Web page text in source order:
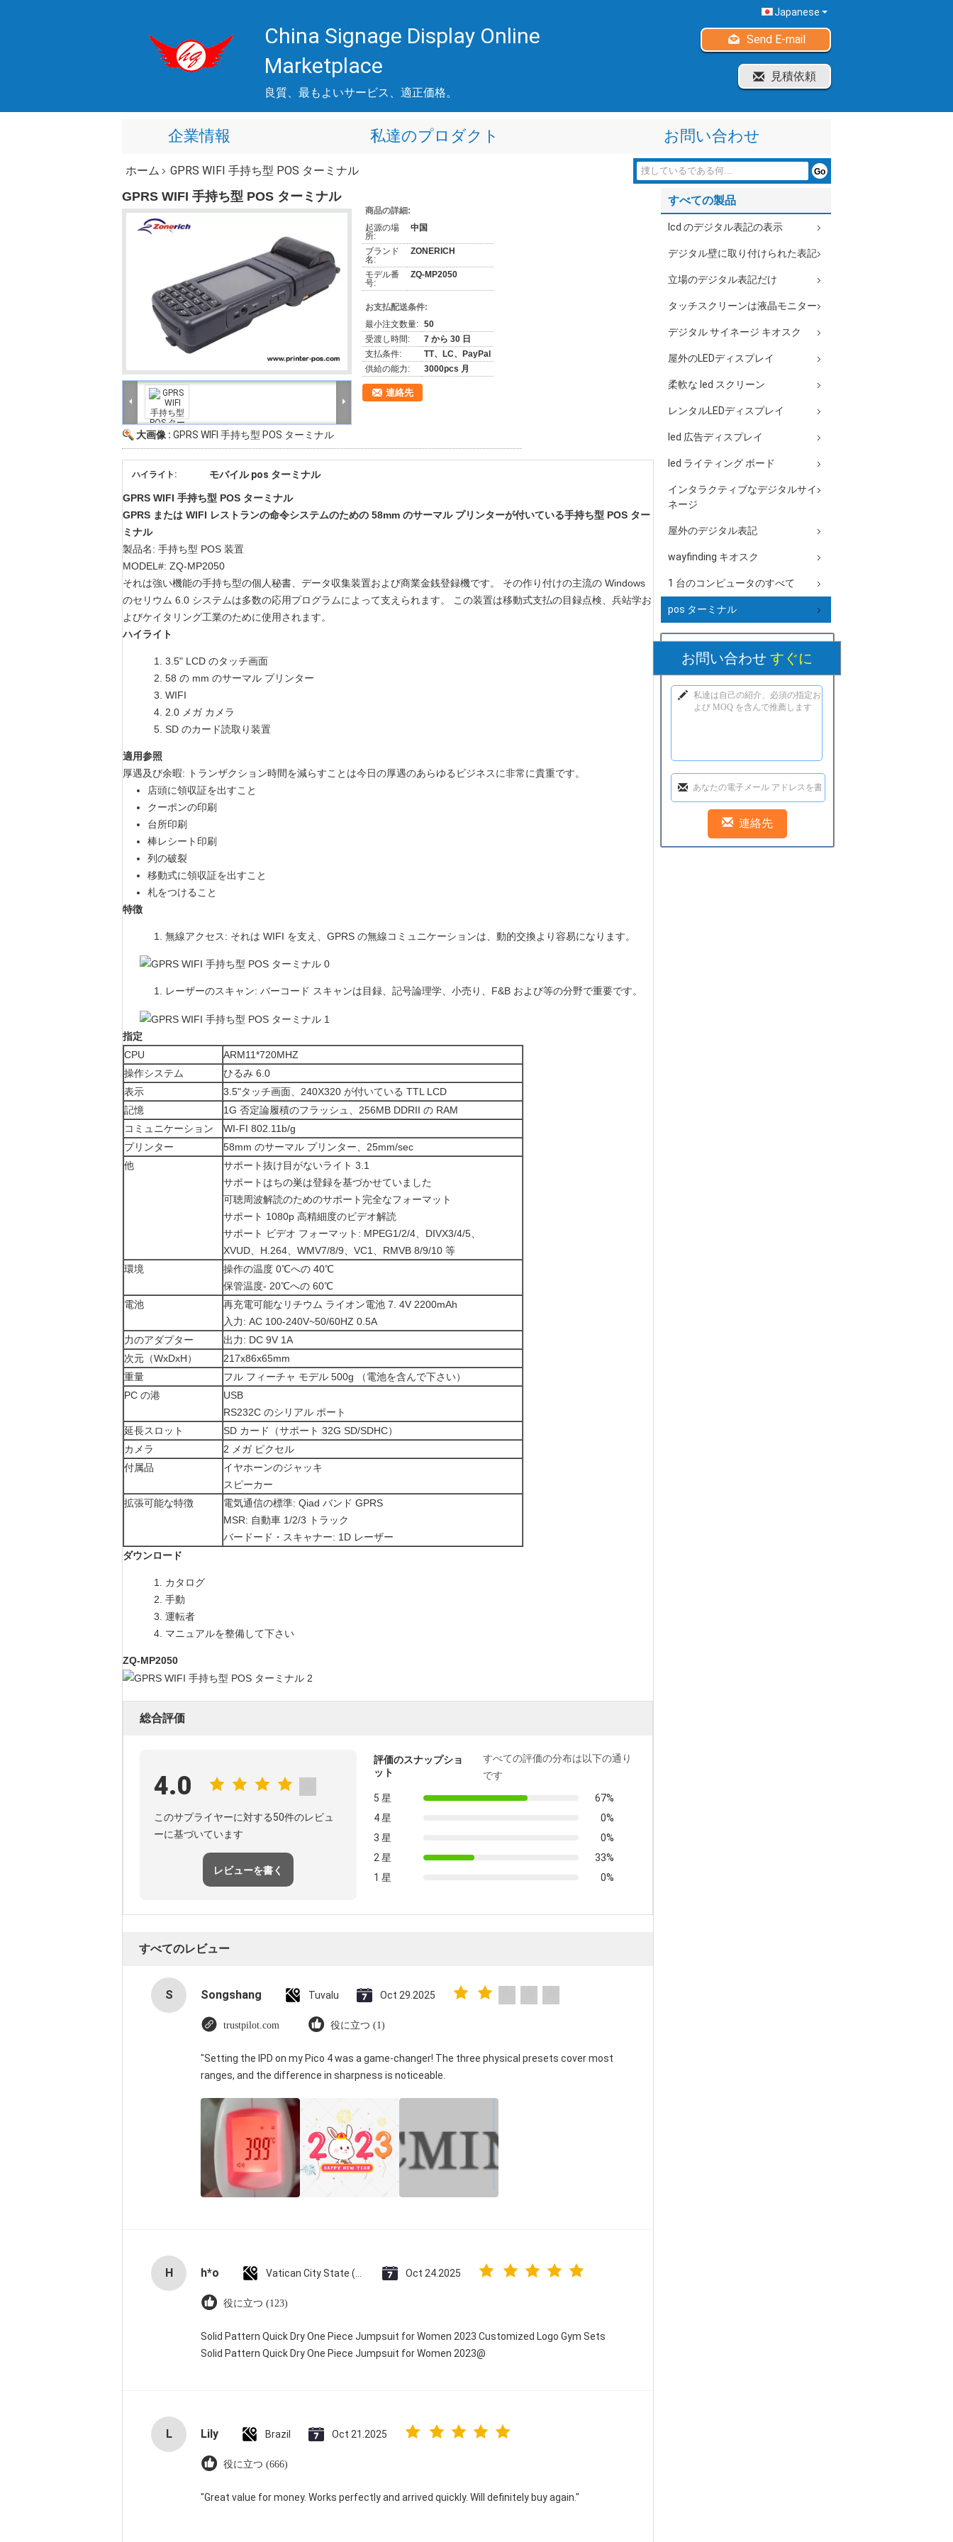
China Signage Display Online
Marketplace
良質、最もよいサービス、適正価格。
Japanese
Send E-mail
見積依頼
企業情報 私達のプロダクト お問い合わせ
ホーム GPRS WIFI 手持ち型 POS ターミナル
GPRS WIFI 手持ち型 POS ターミナル
大画像 : GPRS WIFI 手持ち型 POS ターミナル
商品の詳細:
起源の場
所:
中国
ブランド
名:
ZONERICH
モデル番
号:
ZQ-MP2050
お支払配送条件:
最小注文数量: 50
受渡し時間:
7 から 30 日
支払条件:
TT、LC、PayPal
供給の能力:
3000pcs 月
連絡先
ハイライト: モバイル pos ターミナル
GPRS WIFI 手持ち型 POS ターミナル
GPRS または WIFI レストランの命令システムのための 58mm のサーマル プリンターが付いている手持ち型 POS ター
ミナル
製品名: 手持ち型 POS 装置
MODEL#: ZQ-MP2050
それは強い機能の手持ち型の個人秘書、データ収集装置および商業金銭登録機です。 その作り付けの主流の Windows
のセリウム 6.0 システムは多数の応用プログラムによって支えられます。 この装置は移動式支払の目録点検、兵站学お
よびケイタリング工業のために使用されます。
ハイライト
3.5" LCD のタッチ画面
58 の mm のサーマル プリンター
WIFI
2.0 メガ カメラ
SD のカード読取り装置
適用参照
厚遇及び余暇: トランザクション時間を減らすことは今日の厚遇のあらゆるビジネスに非常に貴重です。
店頭に領収証を出すこと
クーポンの印刷
台所印刷
棒レシート印刷
列の破裂
移動式に領収証を出すこと
札をつけること
特徴
無線アクセス: それは WIFI を支え、GPRS の無線コミュニケーションは、動的交換より容易になります。
レーザーのスキャン: バーコード スキャンは目録、記号論理学、小売り、F&B および等の分野で重要です。
指定
CPU
ARM11*720MHZ
操作システム
ひるみ 6.0
表示
3.5"タッチ画面、240X320 が付いている TTL LCD
記憶
1G 否定論履積のフラッシュ、256MB DDRII の RAM
コミュニケーション
WI-FI 802.11b/g
プリンター
58mm のサーマル プリンター、25mm/sec
他
サポート抜け目がないライト 3.1
サポートはちの巣は登録を基づかせていました
可聴周波解読のためのサポート完全なフォーマット
サポート 1080p 高精細度のビデオ解読
サポート ビデオ フォーマット: MPEG1/2/4、DIVX3/4/5、
XVUD、H.264、WMV7/8/9、VC1、RMVB 8/9/10 等
環境
操作の温度 0℃への 40℃
保管温度- 20℃への 60℃
電池
再充電可能なリチウム ライオン電池 7. 4V 2200mAh
入力: AC 100-240V~50/60HZ 0.5A
力のアダプター
出力: DC 9V 1A
次元（WxDxH）
217x86x65mm
重量
フル フィーチャ モデル 500g （電池を含んで下さい）
PC の港
USB
RS232C のシリアル ポート
延長スロット
SD カード（サポート 32G SD/SDHC）
カメラ
2 メガ ピクセル
付属品
イヤホーンのジャッキ
スピーカー
拡張可能な特徴
電気通信の標準: Qiad バンド GPRS
MSR: 自動車 1/2/3 トラック
バードード・スキャナー: 1D レーザー
ダウンロード
カタログ
手動
運転者
マニュアルを整備して下さい
ZQ-MP2050
総合評価
4.0
このサプライヤーに対する50件のレビュ
ーに基づいています
レビューを書く
評価のスナップショ
ット
すべての評価の分布は以下の通り
です
5 星
67%
4 星
0%
3 星
0%
2 星
33%
1 星
0%
すべてのレビュー
S Songshang Tuvalu Oct 29.2025
trustpilot.com 役に立つ (1)
"Setting the IPD on my Pico 4 was a game-changer! The three physical presets cover most
ranges, and the difference in sharpness is noticeable.
H h*o Oct 24.2025
役に立つ (123)
Solid Pattern Quick Dry One Piece Jumpsuit for Women 2023 Customized Logo Gym Sets
Solid Pattern Quick Dry One Piece Jumpsuit for Women 2023@
L Lily Brazil Oct 21.2025
役に立つ (666)
"Great value for money. Works perfectly and arrived quickly. Will definitely buy again."
すべての製品
lcd のデジタル表記の表示
デジタル壁に取り付けられた表記
立場のデジタル表記だけ
タッチスクリーンは液晶モニター
デジタル サイネージ キオスク
屋外のLEDディスプレイ
柔軟な led スクリーン
レンタルLEDディスプレイ
led 広告ディスプレイ
led ライティング ボード
インタラクティブなデジタルサイ
ネージ
屋外のデジタル表記
wayfinding キオスク
1 台のコンピュータのすべて
pos ターミナル
お問い合わせ すぐに